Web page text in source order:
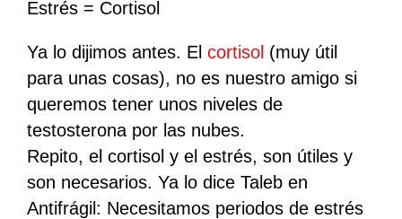
Estrés = Cortisol
Ya lo dijimos antes. El cortisol (muy útil
para unas cosas), no es nuestro amigo si
queremos tener unos niveles de
testosterona por las nubes.
Repito, el cortisol y el estrés, son útiles y
son necesarios. Ya lo dice Taleb en
Antifrágil: Necesitamos periodos de estrés